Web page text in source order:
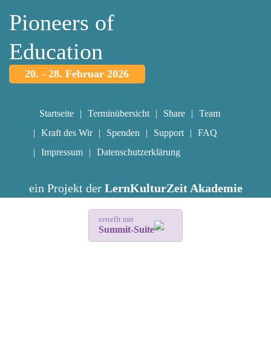
Pioneers of
Education
20. - 28. Februar 2026
Startseite Terminübersicht Share
Team
Kraft des Wir
Spenden Support
FAQ
Impressum
Datenschutzerklärung
ein Projekt der LernKulturZeit Akademie
erstellt mit
Summit-Suite